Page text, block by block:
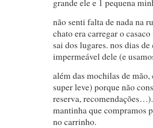
grande ele e 1 pequena
não senti falta de nada na
chato era carregar o
sai dos lugares. nos dias
impermeável dele (e
além das mochilas de
super leve) porque não
reserva,
mantinha que compramos
no carrinho.